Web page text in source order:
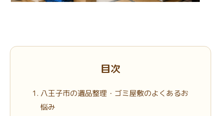
目次
八王子市の遺品整理・ゴミ屋敷のよくあるお
悩み